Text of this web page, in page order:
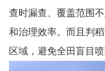
查时漏查、覆盖范围
和治理效率。而且判
区域，避免全田盲目